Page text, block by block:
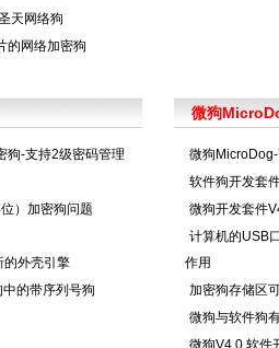
天网络狗
的网络加密狗
微狗
狗-支持2级密码管理
）加密狗问题
的外壳引擎
的带序列号狗
微狗
软件狗开发套
微狗开发套件
计算机的USB
作用
加密狗存储区
微狗与软件狗
微狗V4.0 软件